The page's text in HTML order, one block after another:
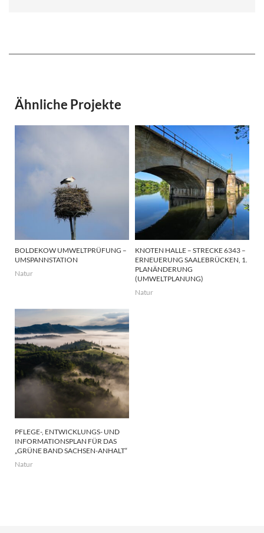
Ähnliche Projekte
BOLDEKOW UMWELTPRÜFUNG –
UMSPANNSTATION
Natur
KNOTEN HALLE – STRECKE 6343 –
ERNEUERUNG SAALEBRÜCKEN, 1.
PLANÄNDERUNG
(UMWELTPLANUNG)
Natur
PFLEGE-, ENTWICKLUNGS- UND
INFORMATIONSPLAN FÜR DAS
„GRÜNE BAND SACHSEN-ANHALT“
Natur